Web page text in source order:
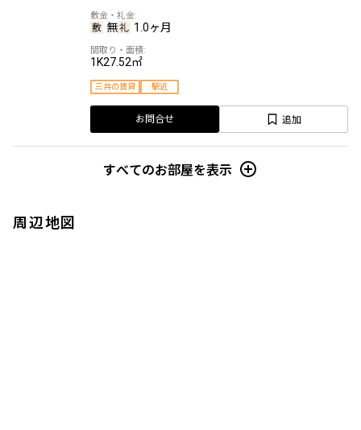
無 1.0ヶ月
1K27.52㎡
三井の賃貸 駅近
お問合せ 追加
すべてのお部屋を表示
周辺地図